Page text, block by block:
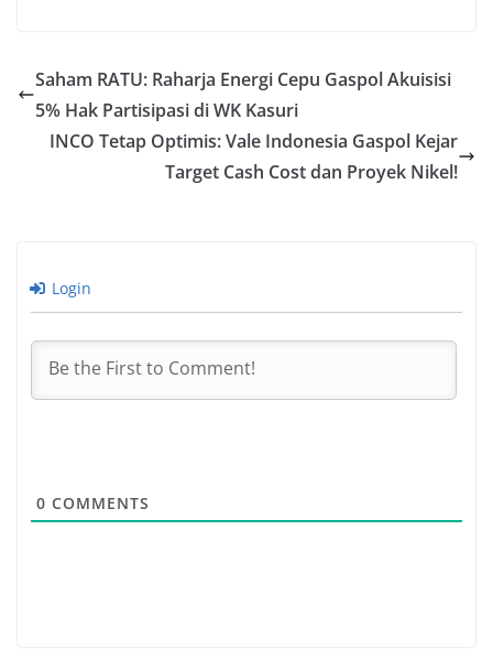
Saham RATU: Raharja Energi Cepu Gaspol Akuisisi
5% Hak Partisipasi di WK Kasuri
INCO Tetap Optimis: Vale Indonesia Gaspol Kejar
Target Cash Cost dan Proyek Nikel!
Login
0 COMMENTS